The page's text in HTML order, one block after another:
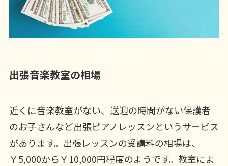
出張音楽教室の相場
近くに音楽教室がない、送迎の時間がない保護者
のお子さんなど出張ピアノレッスンというサービス
があります。出張レッスンの受講料の相場は、
￥5,000から￥10,000円程度のようです。教室によ